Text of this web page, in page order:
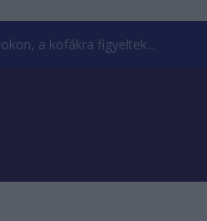
a kofákra figyeltek...